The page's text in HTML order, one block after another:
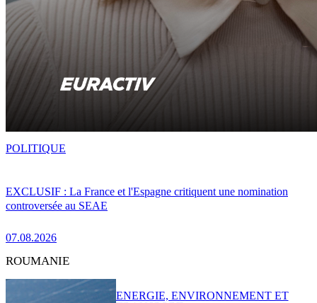
EXCLUSIF : La France et l'Espagne critiquent une nomination
controversée au SEAE
07.08.2026
POLITIQUE
ROUMANIE
ENERGIE, ENVIRONNEMENT ET